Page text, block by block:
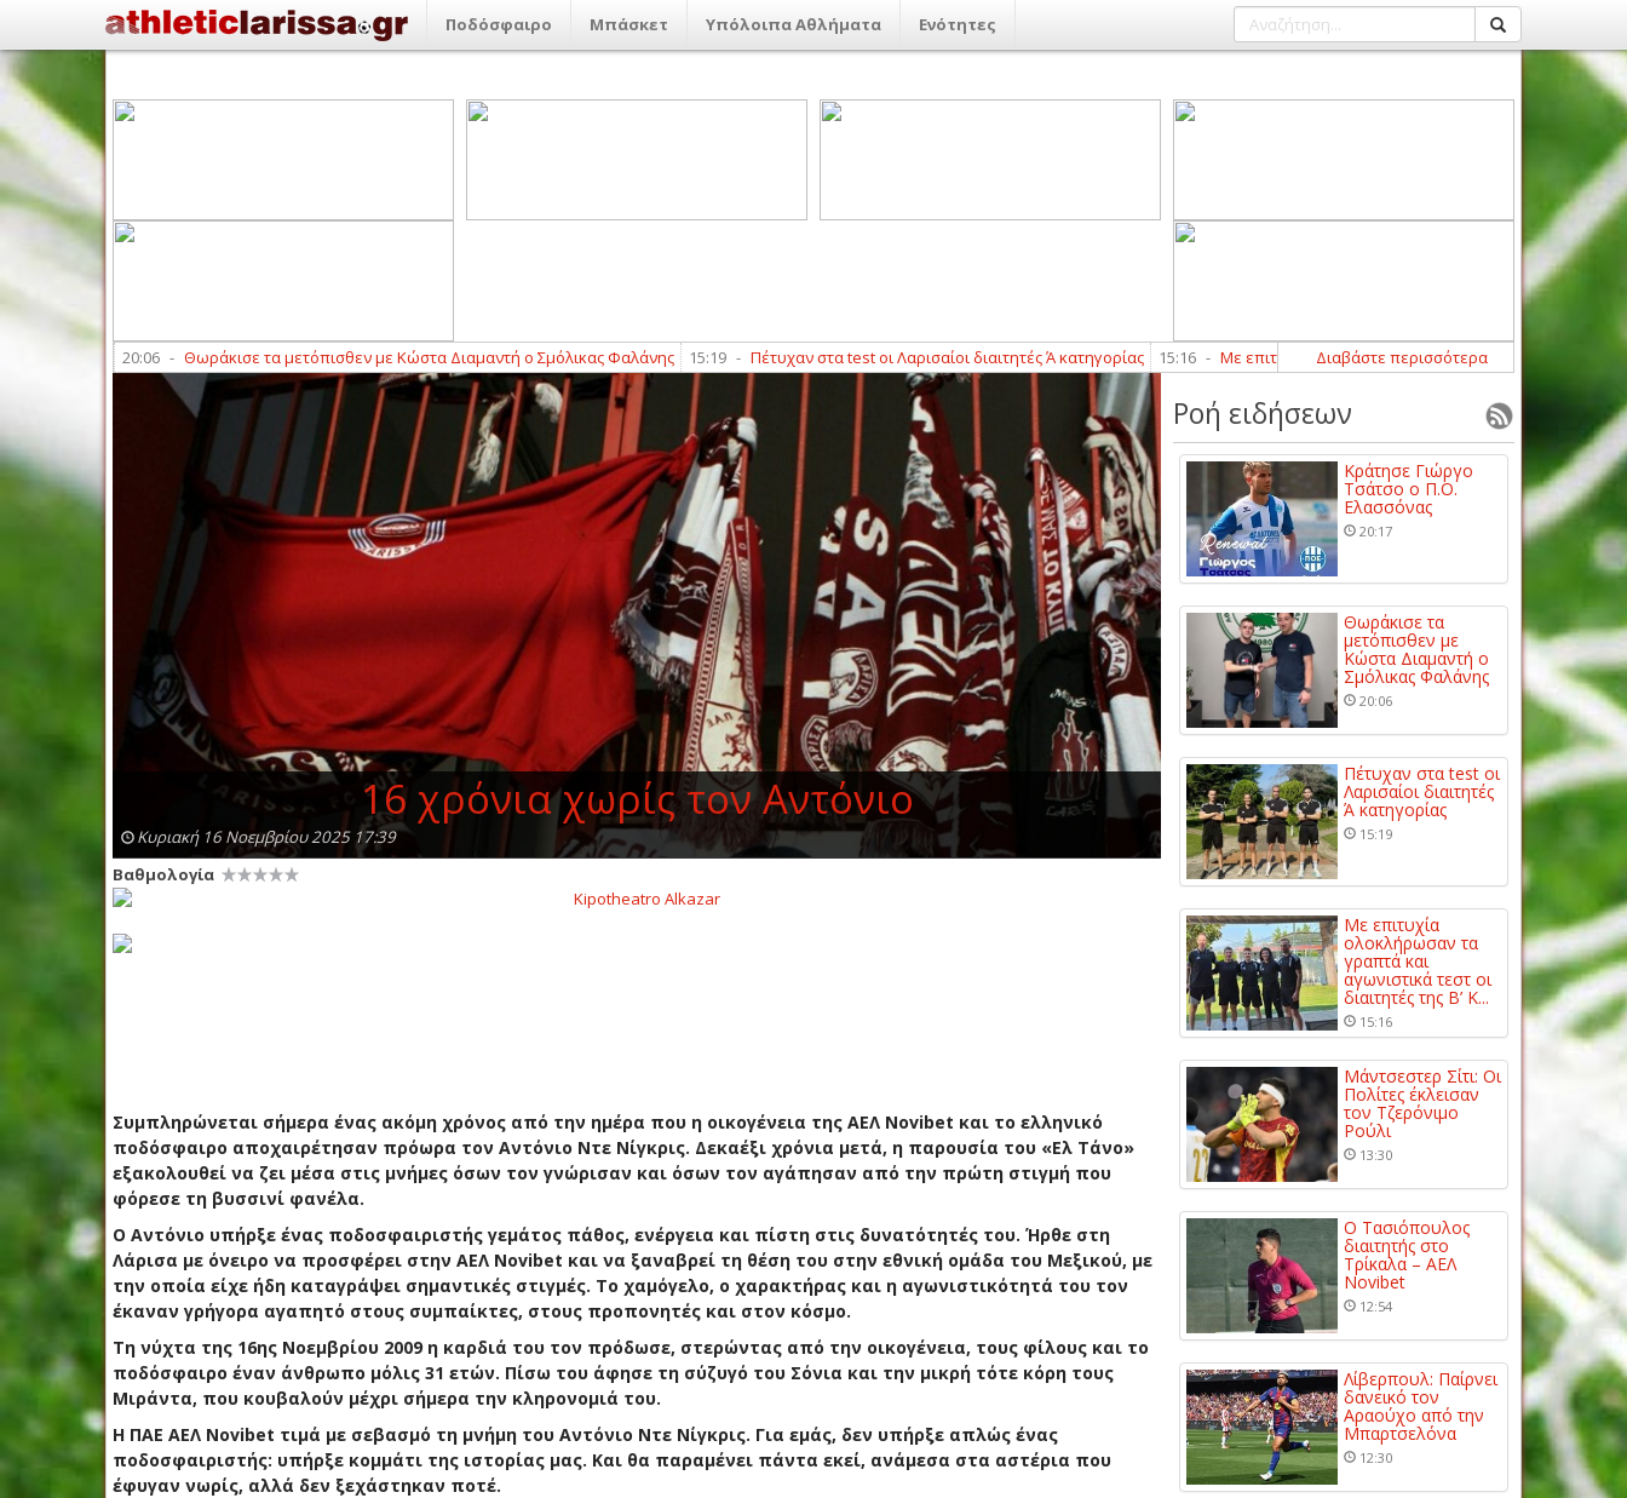
Ποδόσφαιρο Μπάσκετ Υπόλοιπα Αθλήματα Ενότητες
- Θωράκισε τα μετόπισθεν με Κώστα Διαμαντή ο Σμόλικας Φαλάνης 15:19 - Πέτυχαν στα test οι Λαρισαίοι διαιτητές Ά κατηγορίας 15:16 - Με επιτυχία ολοκλήρωσαν τα γραπτά και αγωνιστικά τεστ οι
Διαβάστε περισσότερα
16 χρόνια χωρίς τον Αντόνιο
Κυριακή 16 Νοεμβρίου 2025 17:39
Βαθμολογία
Συμπληρώνεται σήμερα ένας ακόμη χρόνος από την ημέρα που η οικογένεια της ΑΕΛ Novibet και το ελληνικό
ποδόσφαιρο αποχαιρέτησαν πρόωρα τον Αντόνιο Ντε Νίγκρις. Δεκαέξι χρόνια μετά, η παρουσία του «Ελ Τάνο»
εξακολουθεί να ζει μέσα στις μνήμες όσων τον γνώρισαν και όσων τον αγάπησαν από την πρώτη στιγμή που
φόρεσε τη βυσσινί φανέλα.
Ο Αντόνιο υπήρξε ένας ποδοσφαιριστής γεμάτος πάθος, ενέργεια και πίστη στις δυνατότητές του. Ήρθε στη
Λάρισα με όνειρο να προσφέρει στην ΑΕΛ Novibet και να ξαναβρεί τη θέση του στην εθνική ομάδα του Μεξικού, με
την οποία είχε ήδη καταγράψει σημαντικές στιγμές. Το χαμόγελο, ο χαρακτήρας και η αγωνιστικότητά του τον
έκαναν γρήγορα αγαπητό στους συμπαίκτες, στους προπονητές και στον κόσμο.
Τη νύχτα της 16ης Νοεμβρίου 2009 η καρδιά του τον πρόδωσε, στερώντας από την οικογένεια, τους φίλους και το
ποδόσφαιρο έναν άνθρωπο μόλις 31 ετών. Πίσω του άφησε τη σύζυγό του Σόνια και την μικρή τότε κόρη τους
Μιράντα, που κουβαλούν μέχρι σήμερα την κληρονομιά του.
Η ΠΑΕ ΑΕΛ Novibet τιμά με σεβασμό τη μνήμη του Αντόνιο Ντε Νίγκρις. Για εμάς, δεν υπήρξε απλώς ένας
ποδοσφαιριστής: υπήρξε κομμάτι της ιστορίας μας. Και θα παραμένει πάντα εκεί, ανάμεσα στα αστέρια που
έφυγαν νωρίς, αλλά δεν ξεχάστηκαν ποτέ.
Ροή ειδήσεων
Κράτησε Γιώργο
Τσάτσο ο Π.Ο.
Ελασσόνας
20:17
Θωράκισε τα
μετόπισθεν με
Κώστα Διαμαντή ο
Σμόλικας Φαλάνης
20:06
Πέτυχαν στα test οι
Λαρισαίοι διαιτητές
Ά κατηγορίας
15:19
Με επιτυχία
ολοκλήρωσαν τα
γραπτά και
αγωνιστικά τεστ οι
διαιτητές της Β’ Κ...
15:16
Μάντσεστερ Σίτι: Οι
Πολίτες έκλεισαν
τον Τζερόνιμο
Ρούλι
13:30
Ο Τασιόπουλος
διαιτητής στο
Τρίκαλα – ΑΕΛ
Novibet
12:54
Λίβερπουλ: Παίρνει
δανεικό τον
Αραούχο από την
Μπαρτσελόνα
12:30